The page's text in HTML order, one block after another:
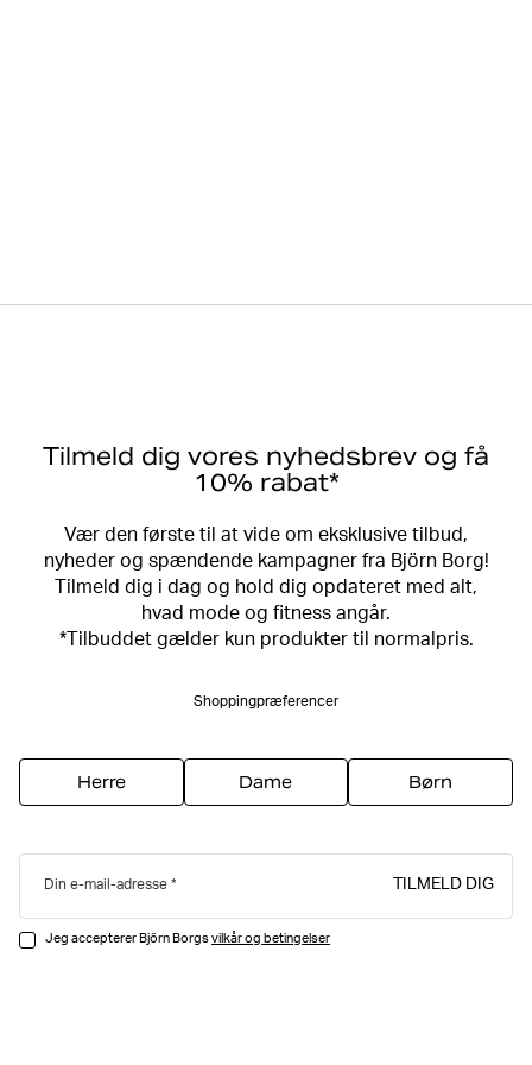
Tilmeld dig vores nyhedsbrev og få
10% rabat*
Vær den første til at vide om eksklusive tilbud,
nyheder og spændende kampagner fra Björn Borg!
Tilmeld dig i dag og hold dig opdateret med alt,
hvad mode og fitness angår.
*Tilbuddet gælder kun produkter til normalpris.
Shoppingpræferencer
Herre Dame Børn
Din e-mail-adresse TILMELD DIG
Jeg accepterer Björn Borgsvilkår og betingelser